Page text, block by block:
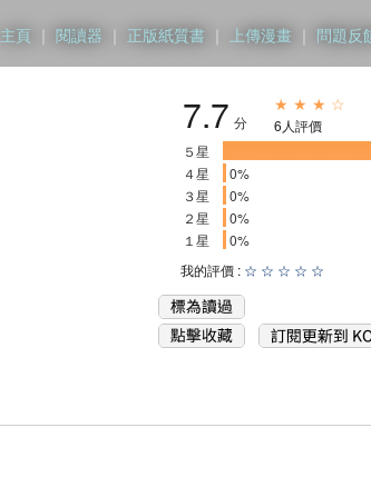
主頁 ｜ 閱讀器 ｜ 正版紙質書 ｜ 上傳漫畫 ｜ 問題反
7.7 分
★ ★ ★ ☆
6人評價
５星
４星
0%
３星
0%
２星
0%
１星
0%
我的評價 : ☆ ☆ ☆ ☆ ☆